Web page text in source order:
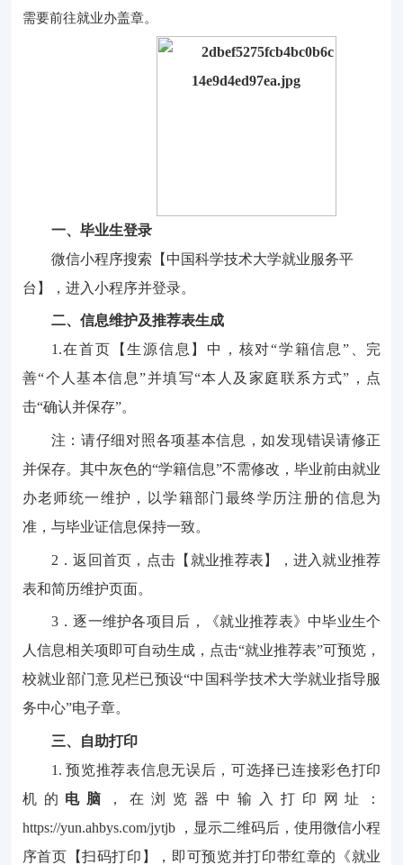
需要前往就业办盖章。
一、 毕业生登录
微信小程序搜索 【 中国科学技术大学就业服务平
台 】 ， 进入小程序并登录。
二、 信息维护及推荐表生成
1.在首页 【生源信息 】 中 ， 核对“学籍信息”、完
善“个人基本信息”并填写“本人及家庭联系方式” ， 点
击“确认并保存”。
注：请仔细对照各项基本信息，如发现错误请修正
并保存。其中灰色的“学籍信息”不需修改，毕业前由就业
办老师统一维护，
以学籍部门最终学历注册的信息为
准，与毕业证信息保持一致。
2．返回首页，点击 【 就业推荐表 】，进入 就业推荐
表和简历维护页面。
3．逐一维护各项目 后 ，《就业推荐表》中毕业生个
人信息相关项即可自动生成， 点击“就业推荐表”可预览，
校就业部门意见栏已预设“中国科学技术大学就业指导服
务中心”电子章。
三、 自助打印
1. 预览推荐表信息无误后，可选择已连接彩色打印
机的 电脑
，在浏览器中输入打印网址：
https://yun.ahbys.com/jytjb
， 显示二维码后，使用微信小程
序首页 【扫码打印 】
，即可预览并打印带红章的《就业